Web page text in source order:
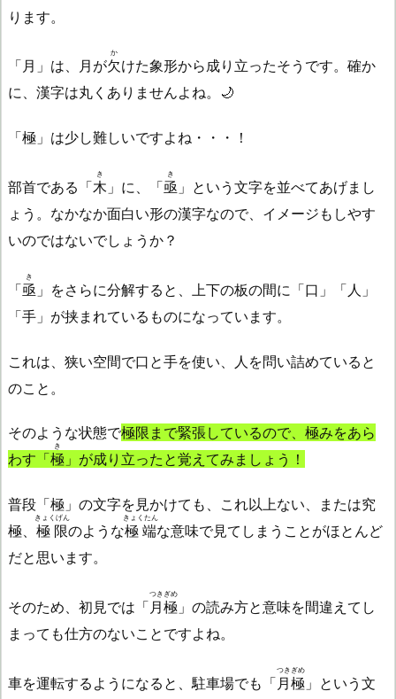
ります。
「月」は、月が欠
か
けた象形から成り立ったそうです。確か
に、漢字は丸くありませんよね。🌙
「極」は少し難しいですよね・・・！
部首である「木
き
」に、「亟
き
」という文字を並べてあげまし
ょう。なかなか面白い形の漢字なので、イメージもしやす
いのではないでしょうか？
「亟
き
」をさらに分解すると、上下の板の間に「口」「人」
「手」が挟まれているものになっています。
これは、狭い空間で口と手を使い、人を問い詰めていると
のこと。
そのような状態で極限まで緊張しているので、極みをあら
わす「極
き
」が成り立ったと覚えてみましょう！
普段「極」の文字を見かけても、これ以上ない、または究
極、 極限
きょくげん
のような極端
きょくたん
な意味で見てしまうことがほとんど
だと思います。
そのため、初見では「 月極
つきぎめ
」の読み方と意味を間違えてし
まっても仕方のないことですよね。
車を運転するようになると、駐車場でも「 月極
つきぎめ
」という文